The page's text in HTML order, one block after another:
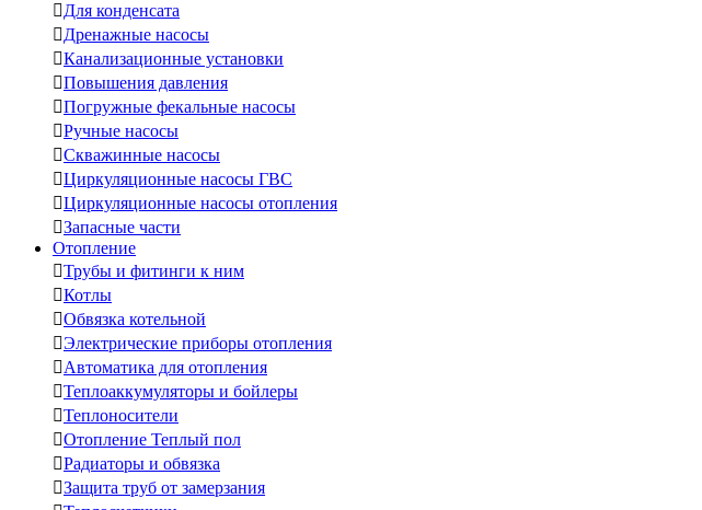
Для конденсата
Дренажные насосы
Канализационные установки
Повышения давления
Погружные фекальные насосы
Ручные насосы
Скважинные насосы
Циркуляционные насосы ГВС
Циркуляционные насосы отопления
Запасные части
Отопление
Трубы и фитинги к ним
Котлы
Обвязка котельной
Электрические приборы отопления
Автоматика для отопления
Теплоаккумуляторы и бойлеры
Теплоносители
Отопление Теплый пол
Радиаторы и обвязка
Защита труб от замерзания